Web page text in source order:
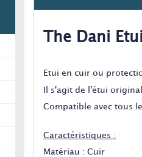
The Dani
Etui en cuir ou
Il s'agit de l'étui
Compatible avec tous
Caractéristiques :
Matériau : Cuir